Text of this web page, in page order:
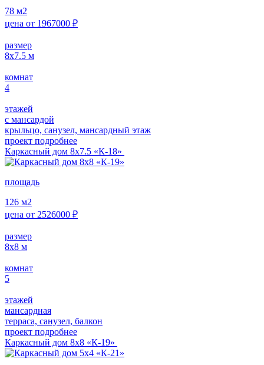
78 м2
цена от 1967000 ₽
размер
8х7.5 м
комнат
4
этажей
с мансардой
крыльцо, санузел, мансардный этаж
проект подробнее
Каркасный дом 8х7.5 «К-18»
площадь
126 м2
цена от 2526000 ₽
размер
8х8 м
комнат
5
этажей
мансардная
терраса, санузел, балкон
проект подробнее
Каркасный дом 8х8 «К-19»